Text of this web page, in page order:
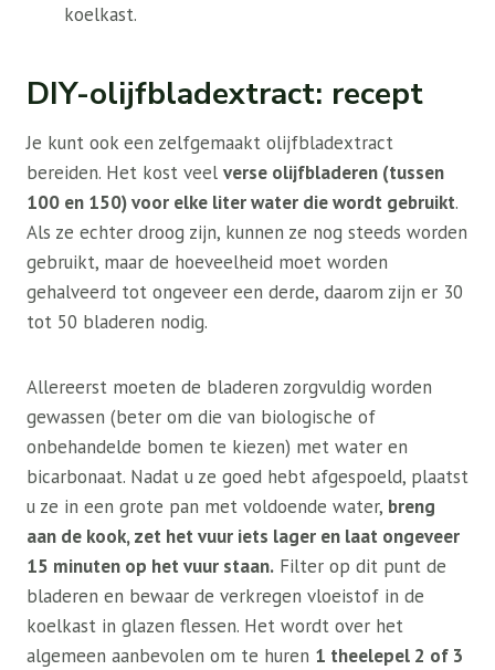
koelkast.
DIY-olijfbladextract: recept
Je kunt ook een zelfgemaakt olijfbladextract
bereiden. Het kost veel verse olijfbladeren (tussen
100 en 150) voor elke liter water die wordt gebruikt.
Als ze echter droog zijn, kunnen ze nog steeds worden
gebruikt, maar de hoeveelheid moet worden
gehalveerd tot ongeveer een derde, daarom zijn er 30
tot 50 bladeren nodig.
Allereerst moeten de bladeren zorgvuldig worden
gewassen (beter om die van biologische of
onbehandelde bomen te kiezen) met water en
bicarbonaat. Nadat u ze goed hebt afgespoeld, plaatst
u ze in een grote pan met voldoende water, breng
aan de kook, zet het vuur iets lager en laat ongeveer
15 minuten op het vuur staan. Filter op dit punt de
bladeren en bewaar de verkregen vloeistof in de
koelkast in glazen flessen. Het wordt over het
algemeen aanbevolen om te huren 1 theelepel 2 of 3